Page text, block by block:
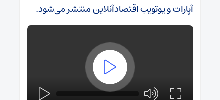
آپارات و یوتویب اقتصادآنلاین منتشر می‌شود.